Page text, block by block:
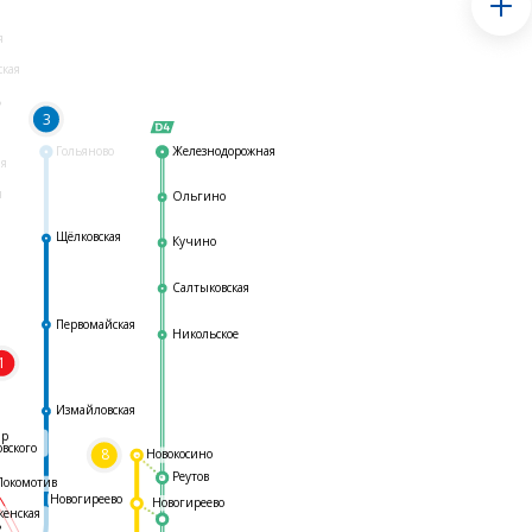
Гольяново
3
8
Железнодорожная
Ольгино
Кучино
Салтыковская
Никольское
Реутов
Измайловская
Первомайская
Щёлковская
Новогиреево
Новогиреево
Новокосино